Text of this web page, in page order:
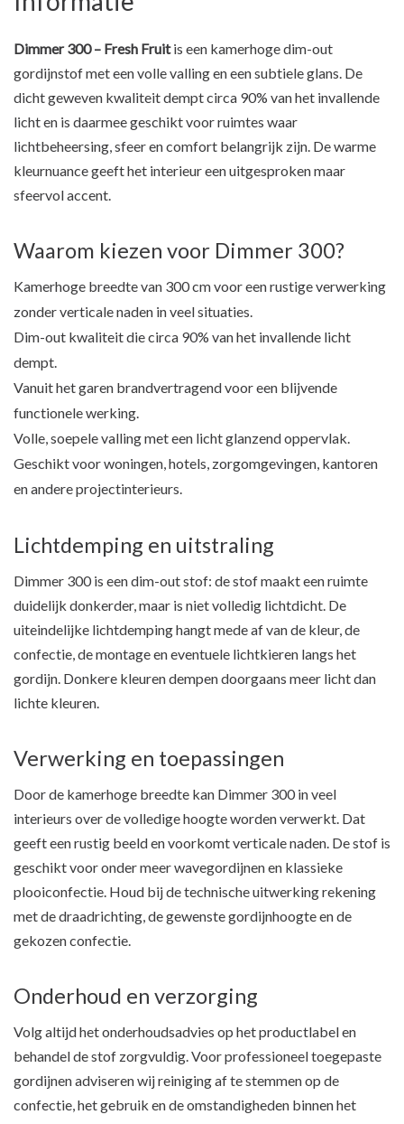
Dimmer 300 – Fresh Fruitis een kamerhoge dim-out
gordijnstof met een volle valling en een subtiele glans. De
dicht geweven kwaliteit dempt circa 90% van het invallende
licht en is daarmee geschikt voor ruimtes waar
lichtbeheersing, sfeer en comfort belangrijk zijn. De warme
kleurnuance geeft het interieur een uitgesproken maar
sfeervol accent.
Waarom kiezen voor Dimmer 300?
Kamerhoge breedte van 300 cm voor een rustige verwerking
zonder verticale naden in veel situaties.
Dim-out kwaliteit die circa 90% van het invallende licht
dempt.
Vanuit het garen brandvertragend voor een blijvende
functionele werking.
Volle, soepele valling met een licht glanzend oppervlak.
Geschikt voor woningen, hotels, zorgomgevingen, kantoren
en andere projectinterieurs.
Lichtdemping en uitstraling
Dimmer 300 is een dim-out stof: de stof maakt een ruimte
duidelijk donkerder, maar is niet volledig lichtdicht. De
uiteindelijke lichtdemping hangt mede af van de kleur, de
confectie, de montage en eventuele lichtkieren langs het
gordijn. Donkere kleuren dempen doorgaans meer licht dan
lichte kleuren.
Verwerking en toepassingen
Door de kamerhoge breedte kan Dimmer 300 in veel
interieurs over de volledige hoogte worden verwerkt. Dat
geeft een rustig beeld en voorkomt verticale naden. De stof is
geschikt voor onder meer wavegordijnen en klassieke
plooiconfectie. Houd bij de technische uitwerking rekening
met de draadrichting, de gewenste gordijnhoogte en de
gekozen confectie.
Onderhoud en verzorging
Volg altijd het onderhoudsadvies op het productlabel en
behandel de stof zorgvuldig. Voor professioneel toegepaste
gordijnen adviseren wij reiniging af te stemmen op de
confectie, het gebruik en de omstandigheden binnen het